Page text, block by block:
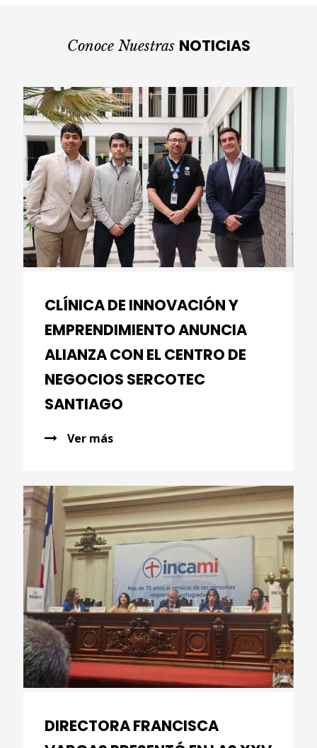
Conoce Nuestras NOTICIAS
CLÍNICA DE INNOVACIÓN Y
EMPRENDIMIENTO ANUNCIA
ALIANZA CON EL CENTRO DE
NEGOCIOS SERCOTEC
SANTIAGO
Ver más
DIRECTORA FRANCISCA